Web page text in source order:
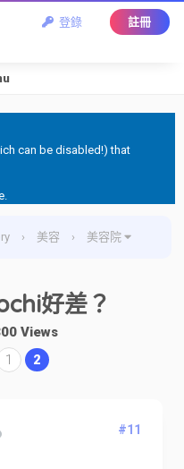
登錄 註冊
can be disabled!) that
› 美容 › 美容院
好差？
Views
1 2
#11